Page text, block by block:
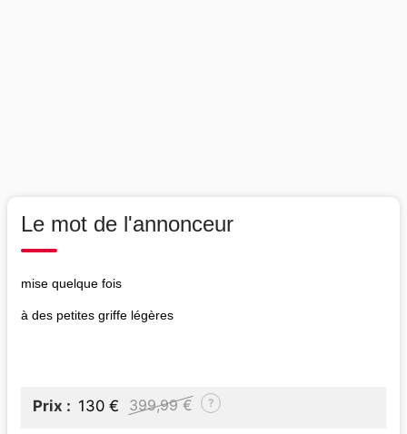
Le mot de l'annonceur
mise quelque fois
à des petites griffe légères
Prix 130 € 399,99 € ?